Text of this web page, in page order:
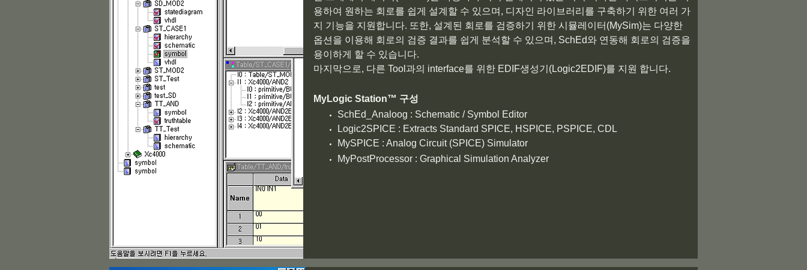
용하여 원하는 회로를 쉽게 설계할 수 있으며, 디자인 라이브러리를 구축하기 위한 여러 가
지 기능을 지원합니다. 또한, 설계된 회로를 검증하기 위한 시뮬레이터(MySim)는 다양한
옵션을 이용해 회로의 검증 결과를 쉽게 분석할 수 있으며, SchEd와 연동해 회로의 검증을
용이하게 할 수 있습니다.
마지막으로, 다른 Tool과의 interface를 위한 EDIF생성기(Logic2EDIF)를 지원 합니다.
MyLogic Station™ 구성
SchEd_Analoog : Schematic / Symbol Editor
Logic2SPICE : Extracts Standard SPICE, HSPICE, PSPICE, CDL
MySPICE : Analog Circuit (SPICE) Simulator
MyPostProcessor : Graphical Simulation Analyzer